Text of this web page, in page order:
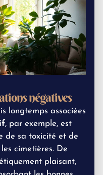
négatives
longtemps associées
, par exemple, est
de sa toxicité et de
cimetières. De
plaisant,